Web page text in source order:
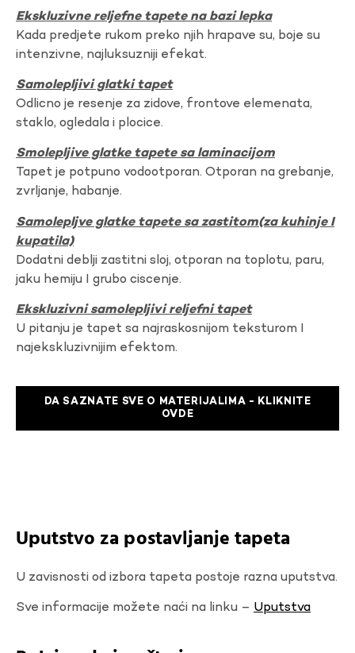
Ekskluzivne reljefne tapete na bazi lepka
Kada predjete rukom preko njih hrapave su, boje su
intenzivne, najluksuzniji efekat.
Samolepljivi glatki tapet
Odlicno je resenje za zidove, frontove elemenata,
staklo, ogledala i plocice.
Smolepljive glatke tapete sa laminacijom
Tapet je potpuno vodootporan. Otporan na grebanje,
zvrljanje, habanje.
Samolepljve glatke tapete sa zastitom(za kuhinje I
kupatila)
Dodatni deblji zastitni sloj, otporan na toplotu, paru,
jaku hemiju I grubo ciscenje.
Ekskluzivni samolepljivi reljefni tapet
U pitanju je tapet sa najraskosnijom teksturom I
najekskluzivnijim efektom.
DA SAZNATE SVE O MATERIJALIMA - KLIKNITE
OVDE
Uputstvo za postavljanje tapeta
U zavisnosti od izbora tapeta postoje razna uputstva.
Sve informacije možete naći na linku – Uputstva